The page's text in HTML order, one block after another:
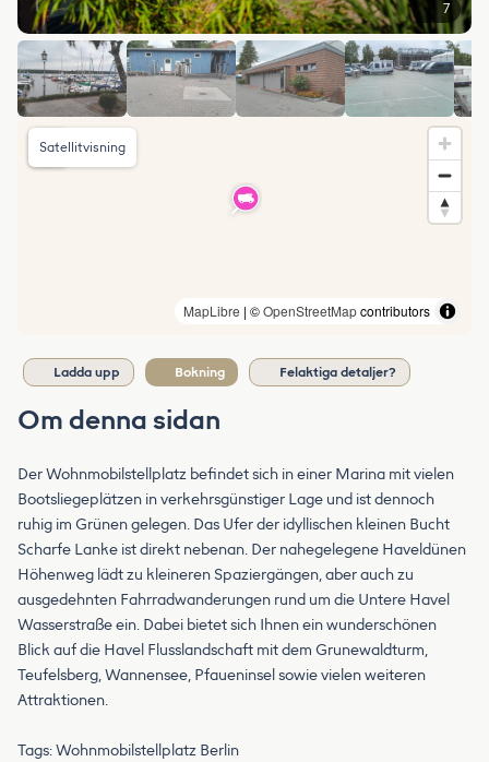
7
MapLibre | ©OpenStreetMapcontributors
Satellitvisning
Ladda upp Bokning Felaktiga detaljer?
Om denna sidan
Der Wohnmobilstellplatz befindet sich in einer Marina mit vielen
Bootsliegeplätzen in verkehrsgünstiger Lage und ist dennoch
ruhig im Grünen gelegen. Das Ufer der idyllischen kleinen Bucht
Scharfe Lanke ist direkt nebenan. Der nahegelegene Haveldünen
Höhenweg lädt zu kleineren Spaziergängen, aber auch zu
ausgedehnten Fahrradwanderungen rund um die Untere Havel
Wasserstraße ein. Dabei bietet sich Ihnen ein wunderschönen
Blick auf die Havel Flusslandschaft mit dem Grunewaldturm,
Teufelsberg, Wannensee, Pfaueninsel sowie vielen weiteren
Attraktionen.
Tags: Wohnmobilstellplatz Berlin